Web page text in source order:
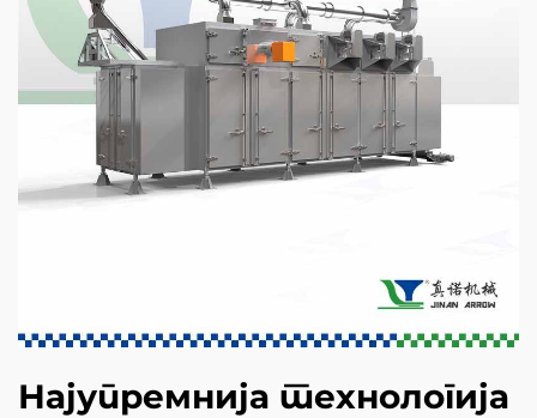
Најупремнија технологија